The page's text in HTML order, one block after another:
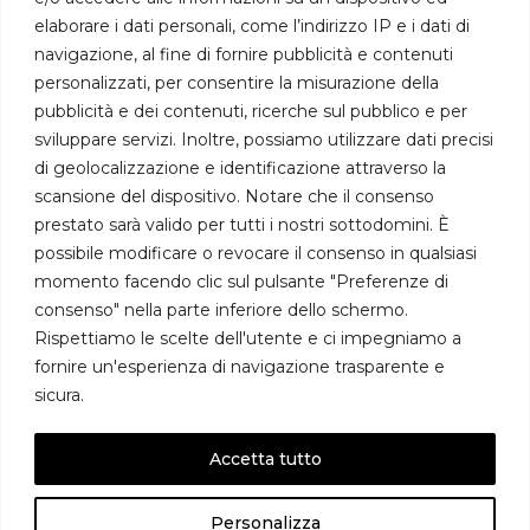
elaborare i dati personali, come l’indirizzo IP e i dati di
navigazione, al fine di fornire pubblicità e contenuti
personalizzati, per consentire la misurazione della
pubblicità e dei contenuti, ricerche sul pubblico e per
sviluppare servizi. Inoltre, possiamo utilizzare dati precisi
di geolocalizzazione e identificazione attraverso la
scansione del dispositivo. Notare che il consenso
prestato sarà valido per tutti i nostri sottodomini. È
possibile modificare o revocare il consenso in qualsiasi
momento facendo clic sul pulsante "Preferenze di
consenso" nella parte inferiore dello schermo.
Rispettiamo le scelte dell'utente e ci impegniamo a
fornire un'esperienza di navigazione trasparente e
sicura.
Personalizza
Accetta tutto
Dott. Ing. Daniele Marini
marini@proteck-engineering.it
Dott. Ing. Alberto Mastroianni
mastroianni@proteck-engineering.it
P.IVA0378 7930 407
PRIVACY POLICY
Credits to